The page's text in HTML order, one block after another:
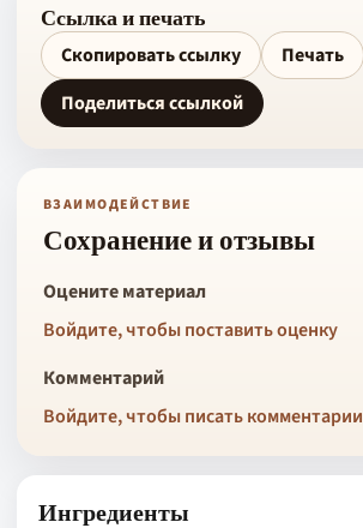
Ссылка и печать
Скопировать ссылку
Печать
Поделиться ссылкой
ВЗАИМОДЕЙСТВИЕ
Сохранение и отзывы
Оцените материал
Войдите, чтобы поставить оценку
Комментарий
Войдите, чтобы писать комментарии
Ингредиенты